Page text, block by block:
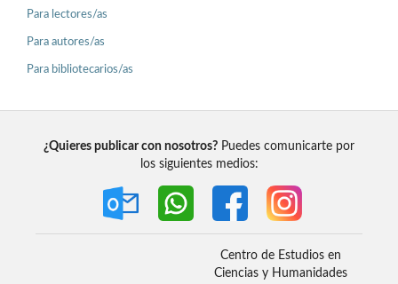
Para lectores/as
Para autores/as
Para bibliotecarios/as
¿Quieres publicar con nosotros? Puedes comunicarte por
los siguientes medios:
Centro de Estudios en
Ciencias y Humanidades